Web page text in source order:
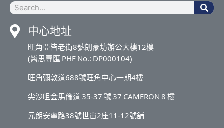
中心地址
旺角亞皆老街8號朗豪坊辦公大樓12樓
(醫思專匯 PHF No.: DP000104)
旺角彌敦道688號旺角中心一期4樓
尖沙咀金馬倫道 35-37 號 37 CAMERON 8 樓
元朗安寧路38號世宙2座11-12號舖